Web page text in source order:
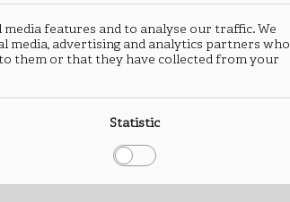
NADIR
FA08
类型： ABS封边条
高度： 15 至 330 mm
features and to analyse our traffic. We
advertising and analytics partners who
them or that they have collected from your
Statistic